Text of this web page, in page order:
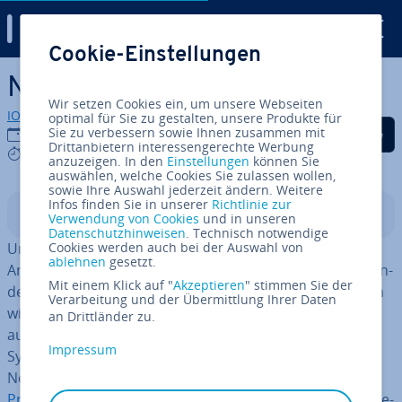
Zum Haupt­in­halt springen
Netz­werk­ty­pen im Überblick
IONOS Redaktion
06.09.2019
7 mins
Auf Facebook teilen
Auf Twitter teilen
Auf LinkedIn
In­halts­ver­zeich­nis
Unter einem Netzwerkversteht man eine beliebige
Anzahl selb­stän­di­ger Com­pu­ter­sys­te­me, die so mit­ein­an­
der verbunden sind, dass einDa­ten­aus­tauschmöglich
wird. Dazu muss neben einer phy­si­schen Ver­bin­dung
auch eine logische Ver­bin­dung der zu ver­net­zen­den
Systeme vorhanden sein. Letztere wird durch spezielle
Netz­werk­pro­to­kol­le wie
Cookie-Einstellungen
Wir setzen Cookies ein, um unsere Webseiten
optimal für Sie zu gestalten, unsere Produkte für
Sie zu verbessern sowie Ihnen zusammen mit
Drittanbietern interessengerechte Werbung
anzuzeigen. In den Einstellungen können Sie
auswählen, welche Cookies Sie zulassen wollen,
sowie Ihre Auswahl jederzeit ändern. Weitere
Infos finden Sie in unserer Richtlinie zur
Verwendung von Cookies und in unseren
Datenschutzhinweisen. Technisch notwendige
Cookies werden auch bei der Auswahl von
ablehnen gesetzt.
Mit einem Klick auf "Akzeptieren" stimmen Sie der
Verarbeitung und der Übermittlung Ihrer Daten
an Drittländer zu.
Impressum